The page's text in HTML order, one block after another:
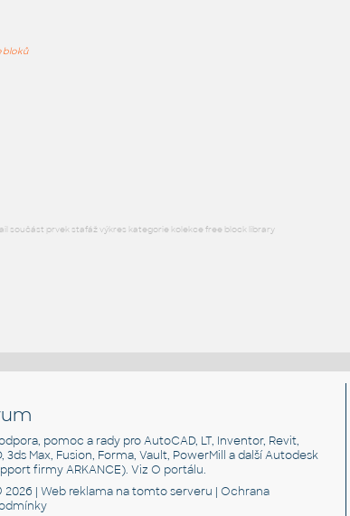
bloků
součást prvek stafáž výkres kategorie kolekce free block library
pomoc a rady pro AutoCAD, LT, Inventor, Revit,
3ds Max, Fusion, Forma, Vault, PowerMill a další Autodesk
firmy ARKANCE). VizO portálu.
2026 |Web reklama na tomto serveru |Ochrana